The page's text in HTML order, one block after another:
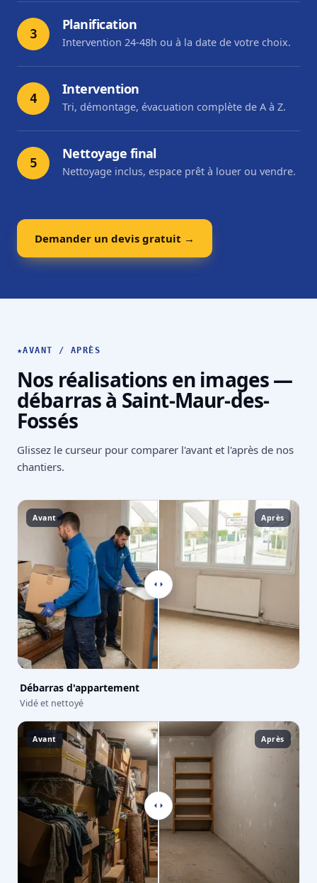
3
Planification
Intervention 24-48h ou à la date de votre choix.
4
Intervention
Tri, démontage, évacuation complète de A à Z.
5
Nettoyage final
Nettoyage inclus, espace prêt à louer ou vendre.
Demander un devis gratuit →
★AVANT / APRÈS
Nos réalisations en images —
débarras à Saint-Maur-des-
Fossés
Glissez le curseur pour comparer l'avant et l'après de nos
chantiers.
Avant Après
Débarras d'appartement
Vidé et nettoyé
Avant Après